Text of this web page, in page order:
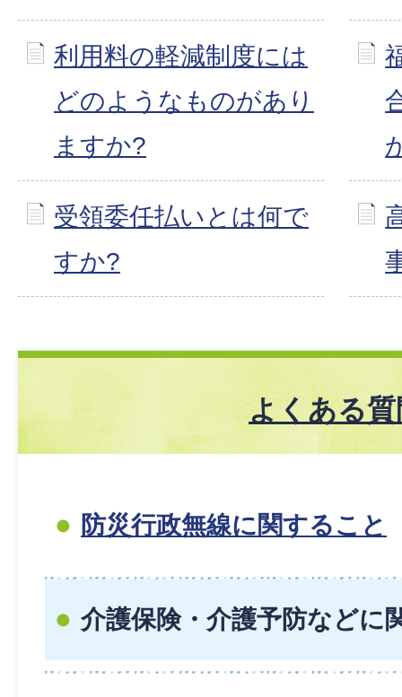
利用料の軽減制度には
どのようなものがあり
ますか?
受領委任払いとは何で
すか?
よくある質
防災行政無線に関すること
介護保険・介護予防などに